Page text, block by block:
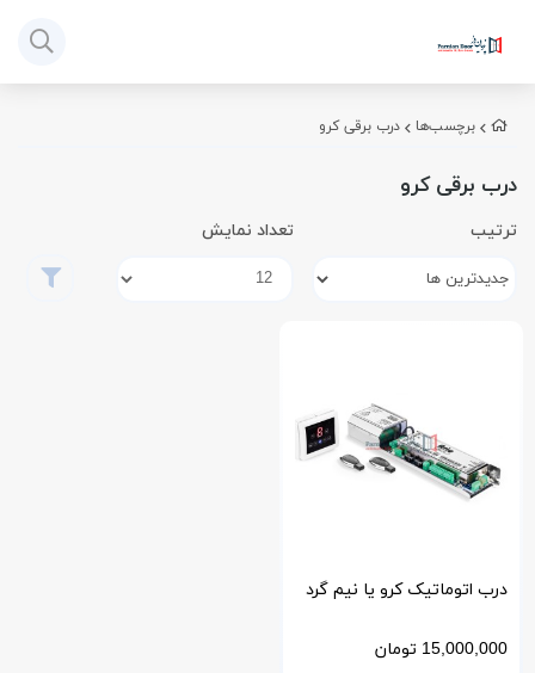
برچسب‌ها درب برقی کرو
درب برقی کرو
ترتیب تعداد نمایش
درب اتوماتیک کرو یا نیم گرد
آریو Ario مدل CR24
15,000,000 تومان